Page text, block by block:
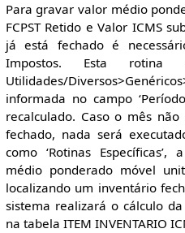
Para gravar valor médio
FCPST Retido e Valor ICMS
já está fechado é
Impostos. Esta rotina
Utilidades/
informada no campo
recalculado. Caso o mês
fechado, nada será
como ‘Rotinas
médio ponderado móvel
localizando um inventário
sistema realizará o cálculo
na tabela ITEM INVENTARIO